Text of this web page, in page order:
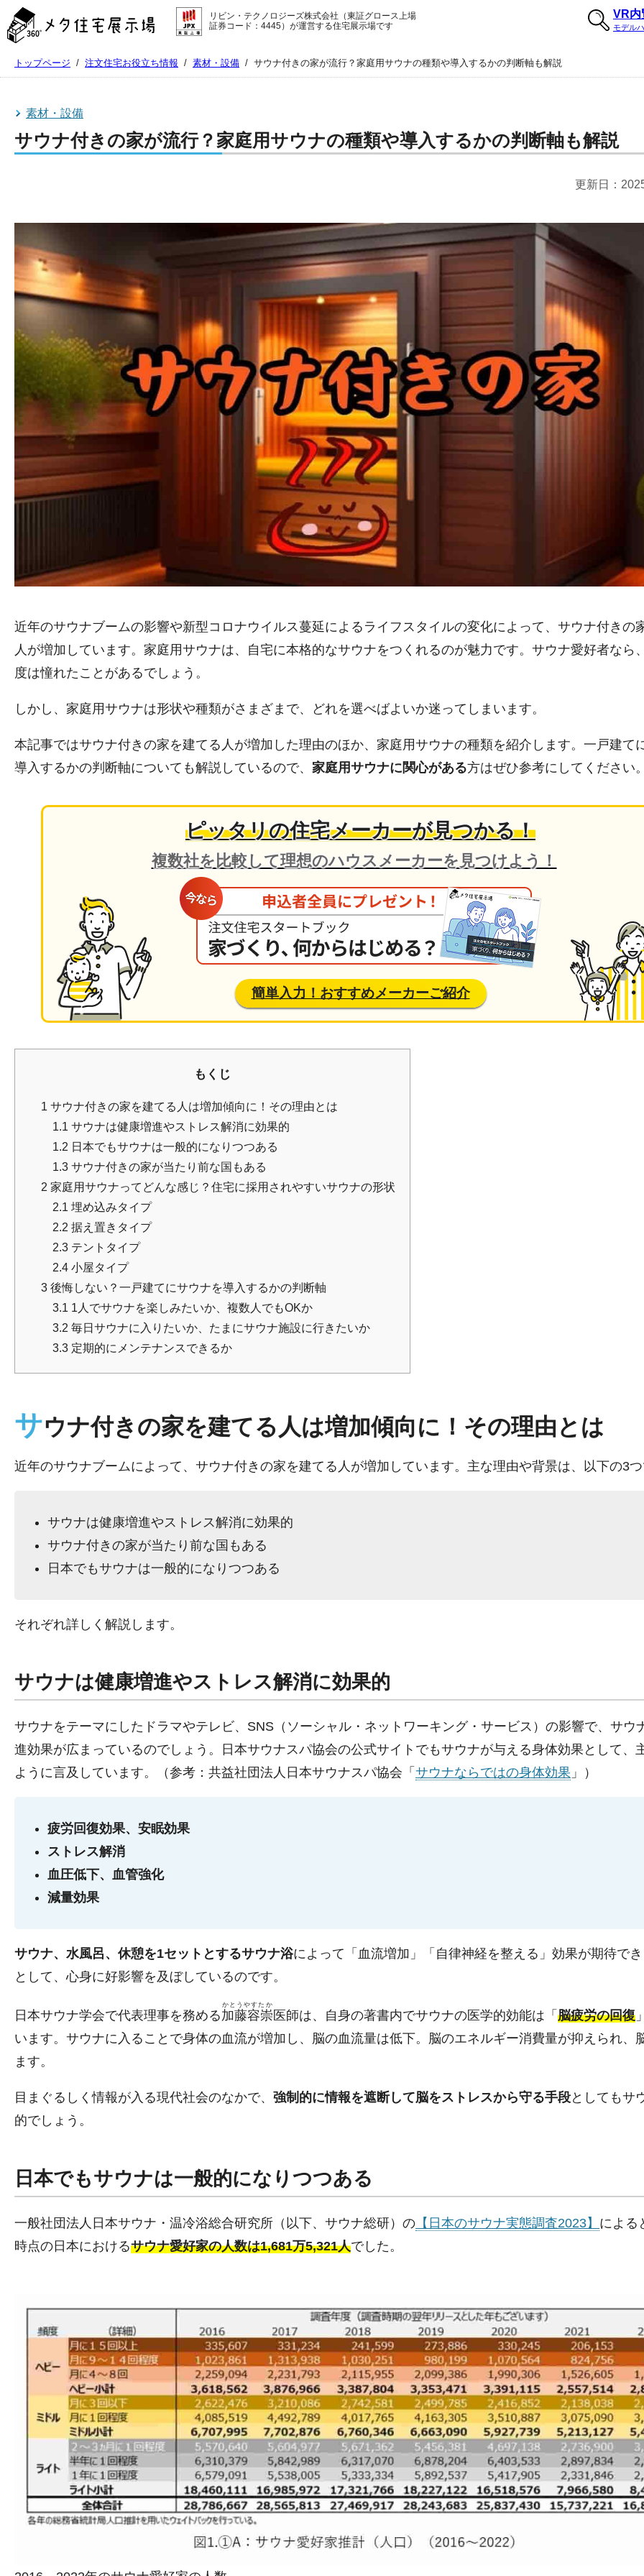
タ
住
示
リビン・テクノロジーズ株式会社（東証グロース上場
証券コード：4445）が運営する住宅展示場です
VR内
モデル
トップページ / 注文住宅お役立ち情報 / 素材・設備 / サウナ付きの家が流行？家庭用サウナの種類や導入するかの判断軸も解説
素材・設備
サウナ付きの家が流行？家庭用サウナの種類や導入するかの判断軸も解説
更新日：
近年のサウナブームの影響や新型コロナウイルス蔓延によるライフスタイルの変化によって、サウナ付きの
人が増加しています。家庭用サウナは、自宅に本格的なサウナをつくれるのが魅力です。サウナ愛好者なら
度は憧れたことがあるでしょう。
しかし、家庭用サウナは形状や種類がさまざまで、どれを選べばよいか迷ってしまいます。
本記事ではサウナ付きの家を建てる人が増加した理由のほか、家庭用サウナの種類を紹介します。一戸建て
導入するかの判断軸についても解説しているので、 家庭用サウナに関心がある方はぜひ参考にしてください
ピッタリの住宅メーカーが見つかる！
複数社を比較して理想のハウスメーカーを見つけよう！
簡単入力！おすすめメーカーご紹介
もくじ
1 サウナ付きの家を建てる人は増加傾向に！その理由とは
1.1 サウナは健康増進やストレス解消に効果的
1.2 日本でもサウナは一般的になりつつある
1.3 サウナ付きの家が当たり前な国もある
2 家庭用サウナってどんな感じ？住宅に採用されやすいサウナの形状
2.1 埋め込みタイプ
2.2 据え置きタイプ
2.3 テントタイプ
2.4 小屋タイプ
3 後悔しない？一戸建てにサウナを導入するかの判断軸
3.1 1人でサウナを楽しみたいか、複数人でもOKか
3.2 毎日サウナに入りたいか、たまにサウナ施設に行きたいか
3.3 定期的にメンテナンスできるか
サウナ付きの家を建てる人は増加傾向に！その理由とは
近年のサウナブームによって、サウナ付きの家を建てる人が増加しています。主な理由や背景は、以下の3
サウナは健康増進やストレス解消に効果的
サウナ付きの家が当たり前な国もある
日本でもサウナは一般的になりつつある
それぞれ詳しく解説します。
サウナは健康増進やストレス解消に効果的
サウナをテーマにしたドラマやテレビ、SNS（ソーシャル・ネットワーキング・サービス）の影響で、サウ
進効果が広まっているのでしょう。日本サウナスパ協会の公式サイトでもサウナが与える身体効果として、
ように言及しています。（参考：共益社団法人日本サウナスパ協会「 サウナならではの身体効果 」）
疲労回復効果、安眠効果
ストレス解消
血圧低下、血管強化
減量効果
サウナ、水風呂、休憩を1セットとするサウナ浴によって「血流増加」「自律神経を整える」効果が期待で
として、心身に好影響を及ぼしているのです。
日本サウナ学会で代表理事を務める加藤容崇
かとうやすたか
医師は、自身の著書内でサウナの医学的効能は「 脳疲労の回復
います。サウナに入ることで身体の血流が増加し、脳の血流量は低下。脳のエネルギー消費量が抑えられ、
ます。
目まぐるしく情報が入る現代社会のなかで、 強制的に情報を遮断して脳をストレスから守る手段としてもサ
的でしょう。
日本でもサウナは一般的になりつつある
一般社団法人日本サウナ・温冷浴総合研究所（以下、サウナ総研）の 【日本のサウナ実態調査2023】 による
時点の日本におけるサウナ愛好家の人数は1,681万5,321人でした。